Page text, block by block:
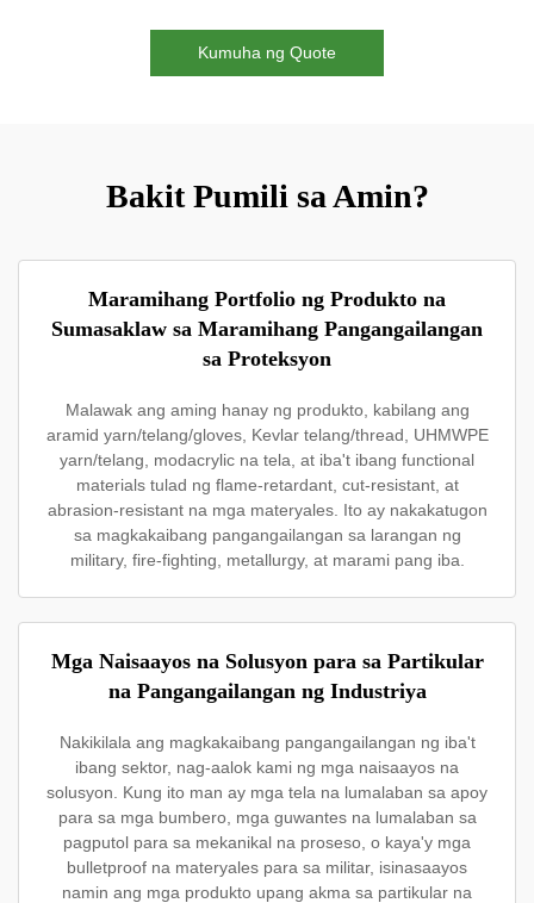
Kumuha ng Quote
Bakit Pumili sa Amin?
Maramihang Portfolio ng Produkto na
Sumasaklaw sa Maramihang Pangangailangan
sa Proteksyon
Malawak ang aming hanay ng produkto, kabilang ang
aramid yarn/telang/gloves, Kevlar telang/thread, UHMWPE
yarn/telang, modacrylic na tela, at iba't ibang functional
materials tulad ng flame-retardant, cut-resistant, at
abrasion-resistant na mga materyales. Ito ay nakakatugon
sa magkakaibang pangangailangan sa larangan ng
military, fire-fighting, metallurgy, at marami pang iba.
Mga Naisaayos na Solusyon para sa Partikular
na Pangangailangan ng Industriya
Nakikilala ang magkakaibang pangangailangan ng iba't
ibang sektor, nag-aalok kami ng mga naisaayos na
solusyon. Kung ito man ay mga tela na lumalaban sa apoy
para sa mga bumbero, mga guwantes na lumalaban sa
pagputol para sa mekanikal na proseso, o kaya'y mga
bulletproof na materyales para sa militar, isinasaayos
namin ang mga produkto upang akma sa partikular na